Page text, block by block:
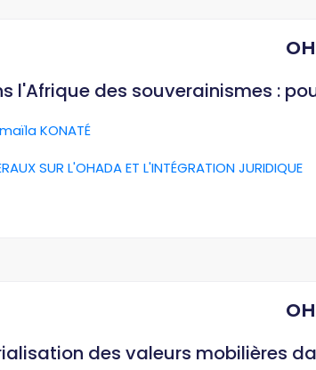
l'Afrique des souverainismes :
KONATÉ
SUR L'OHADA ET L'INTÉGRATION JURIDIQUE
des valeurs mobilières